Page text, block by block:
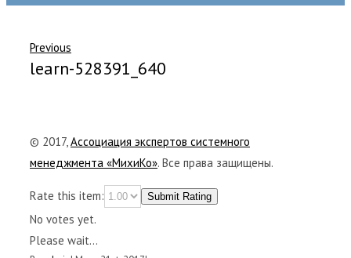
Previous
learn-528391_640
© 2017,Ассоциация экспертов системного
менеджмента «МихиКо». Все права защищены.
Rate this item: Submit Rating
No votes yet.
Please wait...